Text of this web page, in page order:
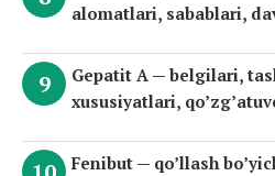
alomatlari, sabablari,
Gepatit A — belgilari,
xususiyatlari,
Fenibut — qo’llash